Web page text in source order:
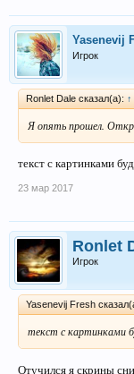
Yasenevij
Игрок
Ronlet Dale сказал(а): ↑
Я опять прошел.
текст с картинками
23 мар 2017
Ronlet
Игрок
Yasenevij Fresh
текст с картинками
Отучился я скрины